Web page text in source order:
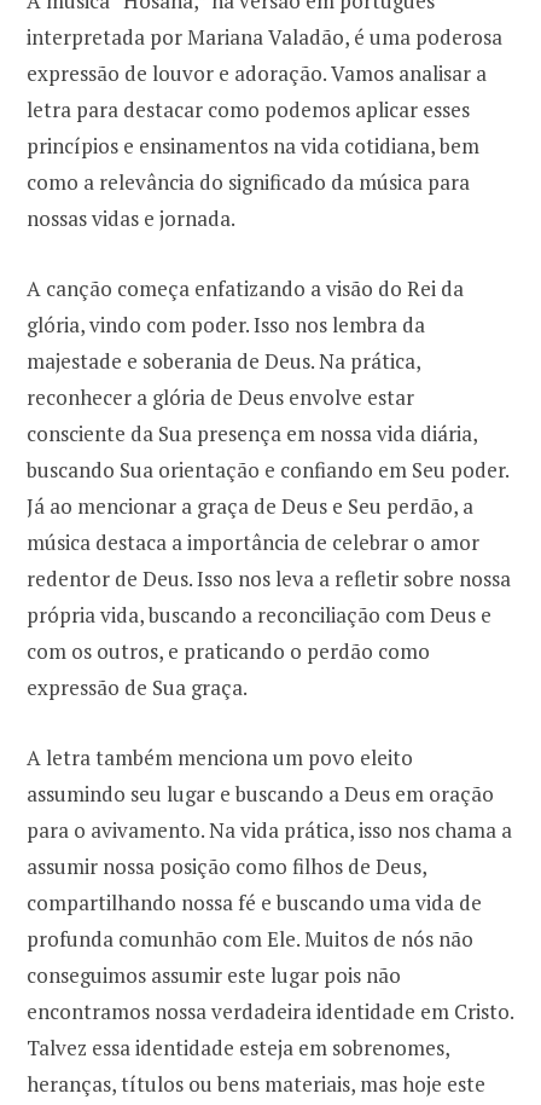
k a
m
interpretada por Mariana Valadão, é uma poderosa
expressão de louvor e adoração. Vamos analisar a
letra para destacar como podemos aplicar esses
princípios e ensinamentos na vida cotidiana, bem
como a relevância do significado da música para
nossas vidas e jornada.
A canção começa enfatizando a visão do Rei da
glória, vindo com poder. Isso nos lembra da
majestade e soberania de Deus. Na prática,
reconhecer a glória de Deus envolve estar
consciente da Sua presença em nossa vida diária,
buscando Sua orientação e confiando em Seu poder.
Já ao mencionar a graça de Deus e Seu perdão, a
música destaca a importância de celebrar o amor
redentor de Deus. Isso nos leva a refletir sobre nossa
própria vida, buscando a reconciliação com Deus e
com os outros, e praticando o perdão como
expressão de Sua graça.
A letra também menciona um povo eleito
assumindo seu lugar e buscando a Deus em oração
para o avivamento. Na vida prática, isso nos chama a
assumir nossa posição como filhos de Deus,
compartilhando nossa fé e buscando uma vida de
profunda comunhão com Ele. Muitos de nós não
conseguimos assumir este lugar pois não
encontramos nossa verdadeira identidade em Cristo.
Talvez essa identidade esteja em sobrenomes,
heranças, títulos ou bens materiais, mas hoje este